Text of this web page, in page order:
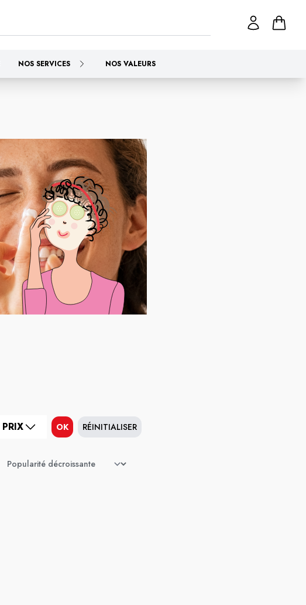
NOS SERVICES NOS VALEURS
PRIX OK RÉINITIALISER